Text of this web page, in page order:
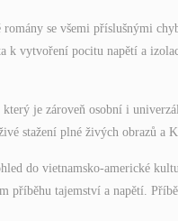
se všemi příslušnými
k vytvoření pocitu napětí a
je zároveň osobní i
stažení plné živých obrazů a
do vietnamsko-americké
příběhu tajemství a napětí.